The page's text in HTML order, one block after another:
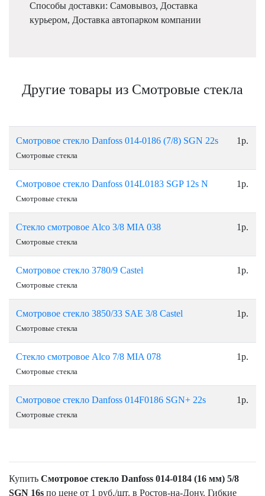
Способы доставки: Самовывоз, Доставка
курьером, Доставка автопарком компании
Другие товары из Смотровые стекла
Смотровое стекло Danfoss 014-0186 (7/8) SGN 22s
Смотровые стекла
1р.
Смотровое стекло Danfoss 014L0183 SGP 12s N
Смотровые стекла
1р.
Стекло смотровое Alco 3/8 МIA 038
Смотровые стекла
1р.
Смотровое стекло 3780/9 Сastel
Смотровые стекла
1р.
Смотровое стекло 3850/33 SAE 3/8 Сastel
Смотровые стекла
1р.
Стекло смотровое Alco 7/8 МIA 078
Смотровые стекла
1р.
Смотровое стекло Danfoss 014F0186 SGN+ 22s
Смотровые стекла
1р.
Купить Смотровое стекло Danfoss 014-0184 (16 мм) 5/8
SGN 16s по цене от 1 руб./шт. в Ростов-на-Дону. Гибкие